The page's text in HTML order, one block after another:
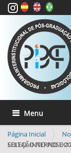
Toggle
Página Inicial
EDITAL INTERNO DO PIPGCF UFSCAR PARA INSCRIÇÃO E SELEÇÃO NO